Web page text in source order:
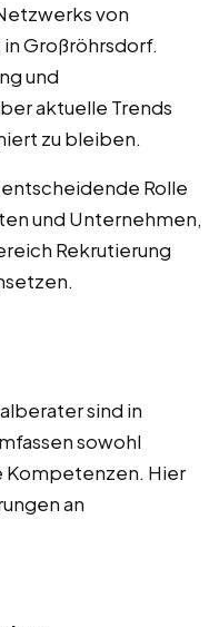
von
Großröhrsdorf.
und
aktuelle Trends
zu bleiben.
Rolle
und Unternehmen,
Rekrutierung
sind in
sowohl
Kompetenzen. Hier
an